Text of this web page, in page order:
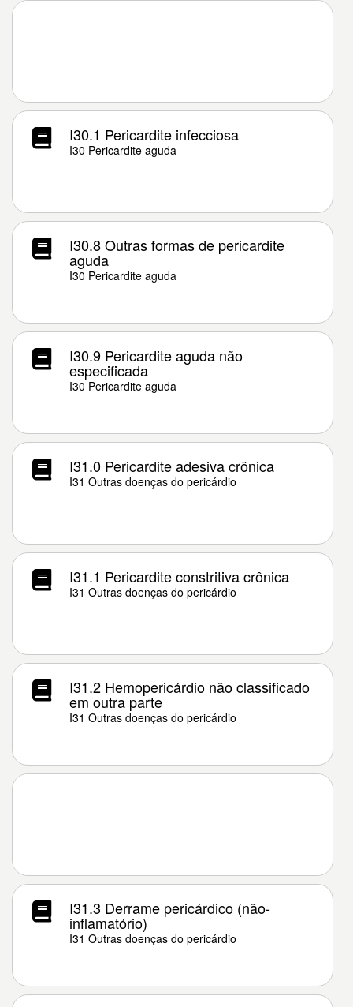
I30.1 Pericardite infecciosa
I30 Pericardite aguda
I30.8 Outras formas de pericardite
aguda
I30 Pericardite aguda
I30.9 Pericardite aguda não
especificada
I30 Pericardite aguda
I31.0 Pericardite adesiva crônica
I31 Outras doenças do pericárdio
I31.1 Pericardite constritiva crônica
I31 Outras doenças do pericárdio
I31.2 Hemopericárdio não classificado
em outra parte
I31 Outras doenças do pericárdio
I31.3 Derrame pericárdico (não-
inflamatório)
I31 Outras doenças do pericárdio